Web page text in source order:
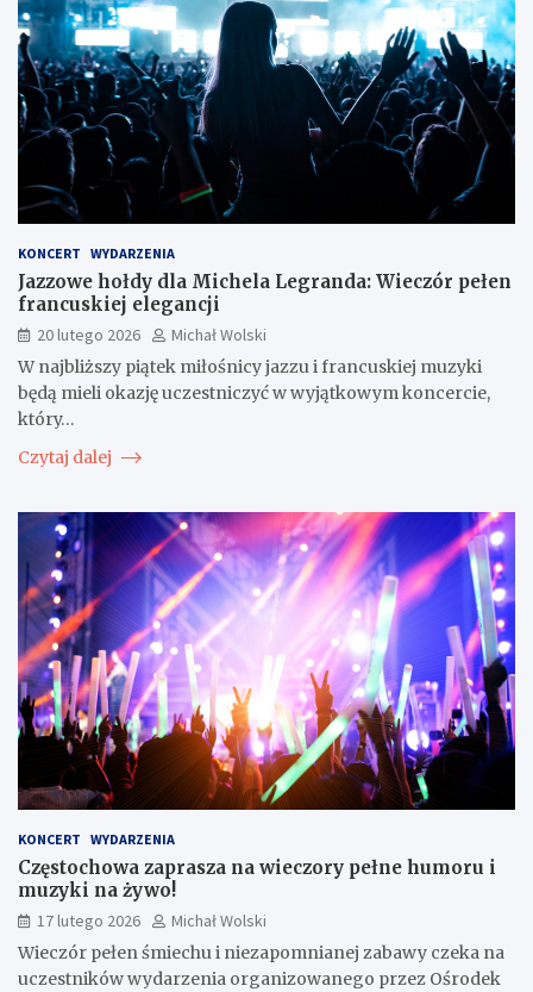
KONCERT WYDARZENIA
Jazzowe hołdy dla Michela Legranda: Wieczór pełen
francuskiej elegancji
20 lutego 2026
Michał Wolski
W najbliższy piątek miłośnicy jazzu i francuskiej muzyki
będą mieli okazję uczestniczyć w wyjątkowym koncercie,
który…
Czytaj dalej
KONCERT WYDARZENIA
Częstochowa zaprasza na wieczory pełne humoru i
muzyki na żywo!
17 lutego 2026
Michał Wolski
Wieczór pełen śmiechu i niezapomnianej zabawy czeka na
uczestników wydarzenia organizowanego przez Ośrodek